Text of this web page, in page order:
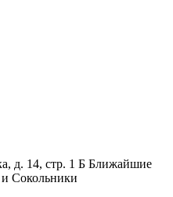
д. 14, стр. 1 Б Ближайшие
и Сокольники